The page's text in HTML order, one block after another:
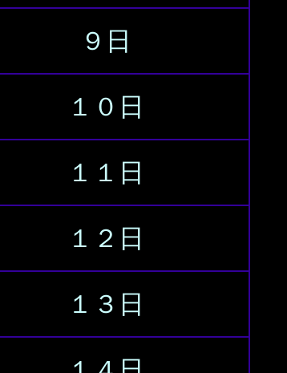
９日
１０日
１１日
１２日
１３日